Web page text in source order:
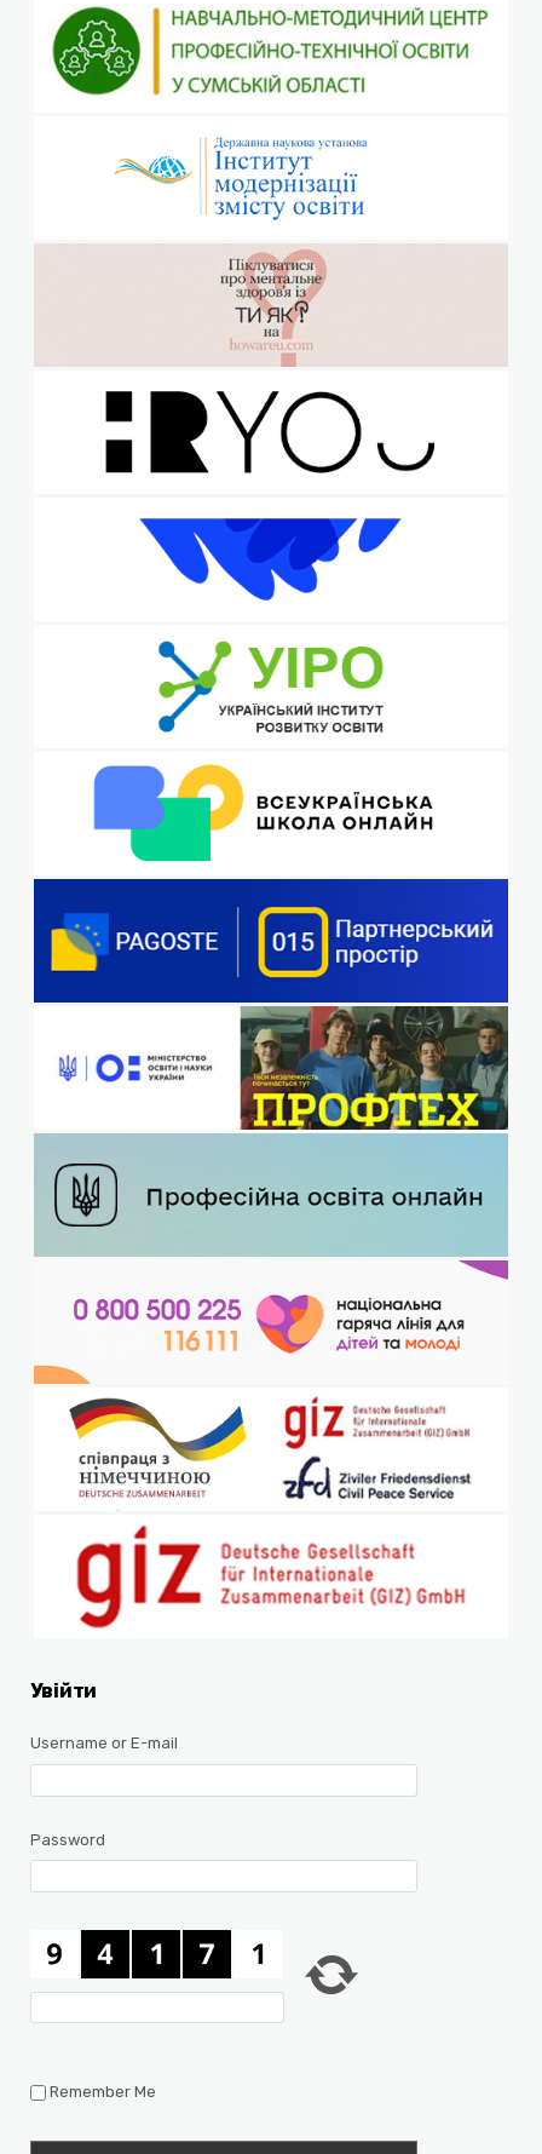
Увійти
Username or E-mail
Password
Remember Me